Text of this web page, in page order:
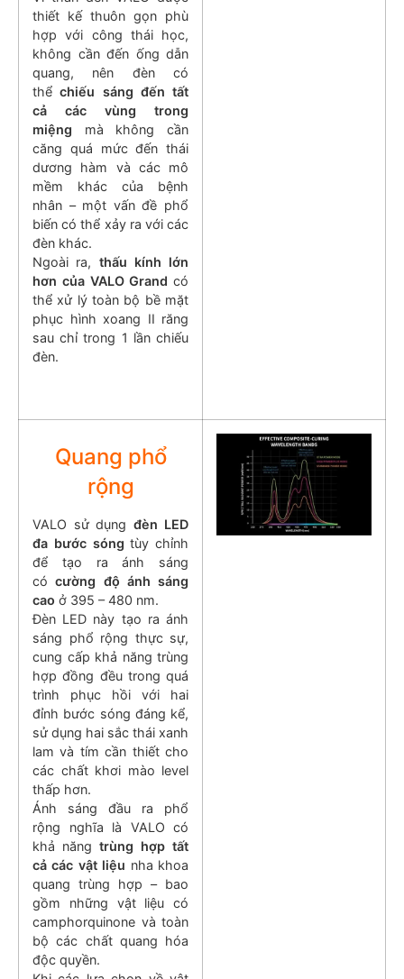
thiết kế thuôn gọn phù
hợp với công thái học,
không cần đến ống dẫn
quang, nên đèn có
thểchiếu sáng đến tất
cả các vùng trong
miệng mà không cần
căng quá mức đến thái
dương hàm và các mô
mềm khác của bệnh
nhân – một vấn đề phổ
biến có thể xảy ra với các
đèn khác.
Ngoài ra, thấu kính lớn
hơn của VALO Grand có
thể xử lý toàn bộ bề mặt
phục hình xoang II răng
sau chỉ trong 1 lần chiếu
đèn.
Quang phổ
rộng
VALO sử dụng đèn LED
đa bước sóng tùy chỉnh
để tạo ra ánh sáng
cócường độ ánh sáng
cao ở 395 – 480 nm.
Đèn LED này tạo ra ánh
sáng phổ rộng thực sự,
cung cấp khả năng trùng
hợp đồng đềutrong quá
trình phục hồi với hai
đỉnh bước sóng đáng kể,
sử dụng hai sắc thái xanh
lam và tím cần thiết cho
các chất khơi mào level
thấp hơn.
Ánh sáng đầu ra phổ
rộng nghĩa là VALO có
khả năng trùng hợp tất
cả các vật liệu nha khoa
quang trùng hợp – bao
gồm những vật liệu có
camphorquinone và toàn
bộ các chất quang hóa
độc quyền.